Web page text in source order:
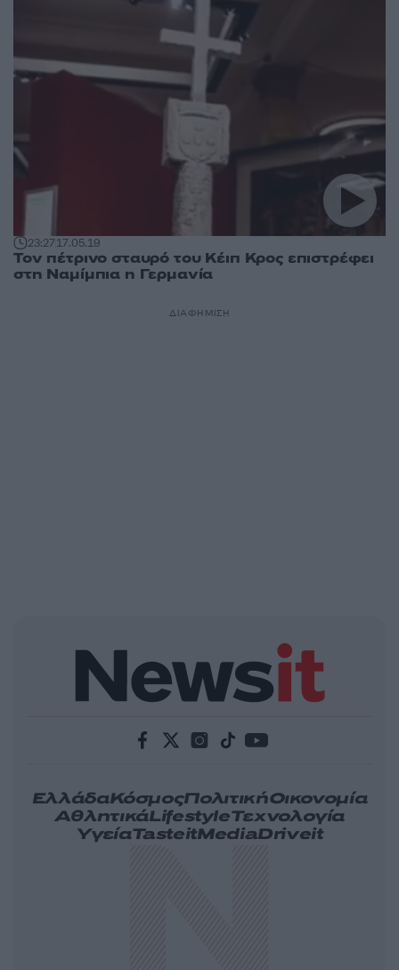
23:2717.05.19
Τον πέτρινο σταυρό του Κέιπ Κρος επιστρέφει
στη Ναμίμπια η Γερμανία
ΔΙΑΦΗΜΙΣΗ
ΕλλάδαΚόσμοςΠολιτικήΟικονομία
ΑθλητικάLifestyleΤεχνολογία
ΥγείαTasteitMediaDriveit